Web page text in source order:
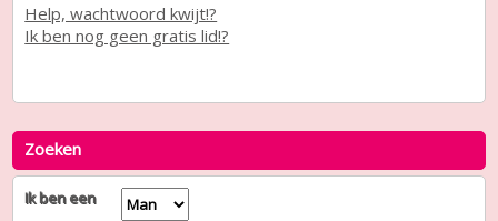
Help, wachtwoord kwijt!?
Ik ben nog geen gratis lid!?
Zoeken
Ik ben een